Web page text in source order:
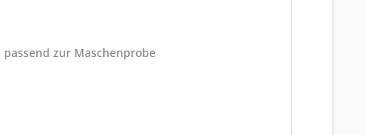
passend zur Maschenprobe